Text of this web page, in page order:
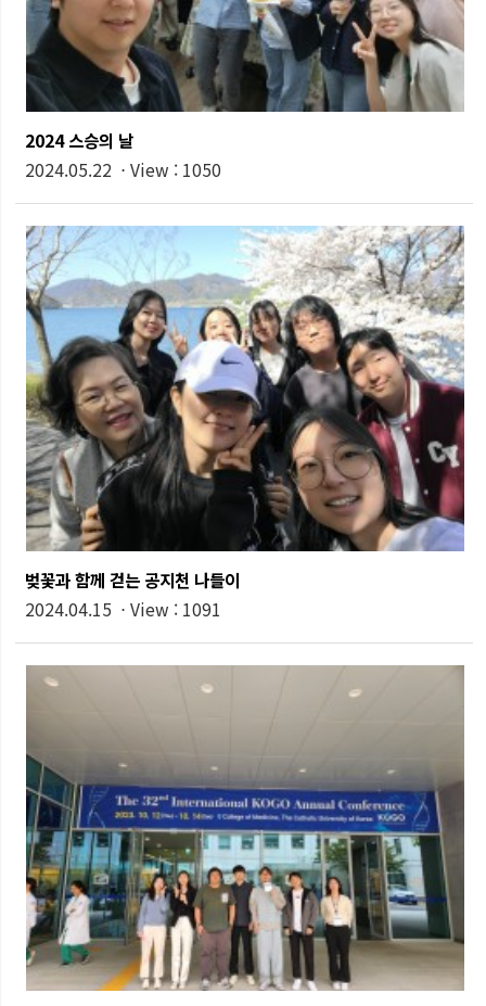
2024 스승의 날
2024.05.22 ⋅ View : 1050
벚꽃과 함께 걷는 공지천 나들이
2024.04.15 ⋅ View : 1091